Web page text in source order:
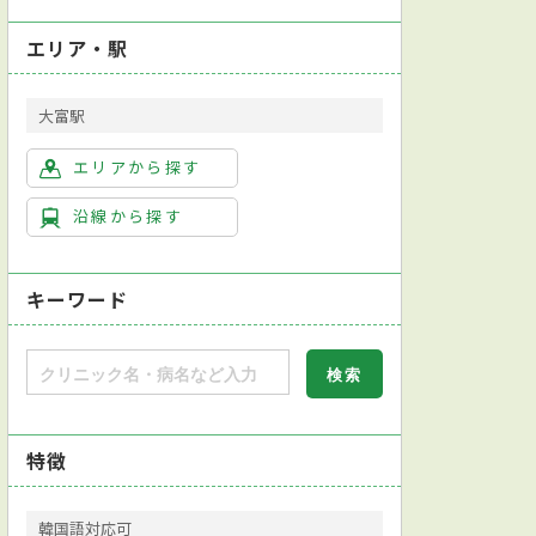
エリア・駅
大富駅
エリアから探す
沿線から探す
キーワード
特徴
韓国語対応可